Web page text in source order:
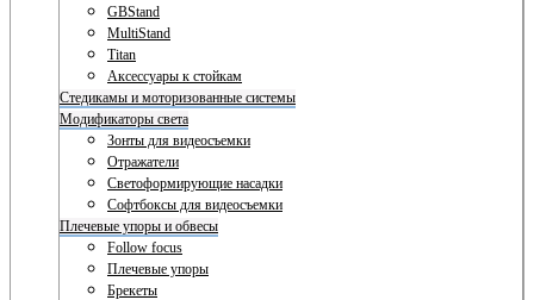
GBStand
MultiStand
Titan
Аксессуары к стойкам
Стедикамы и моторизованные системы
Модификаторы света
Зонты для видеосъемки
Отражатели
Светоформирующие насадки
Софтбоксы для видеосъемки
Плечевые упоры и обвесы
Follow focus
Плечевые упоры
Брекеты